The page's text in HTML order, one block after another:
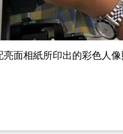
面相紙所印出的彩色人